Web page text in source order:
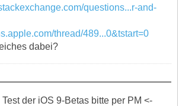
questions...r-and-
thread/489...0&tstart=0
dabei?
der iOS 9-Betas bitte per PM <-